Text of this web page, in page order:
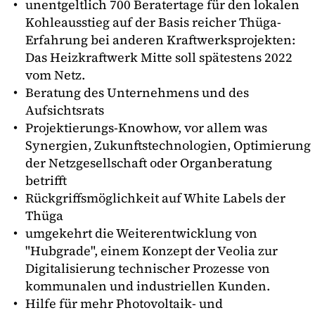
unentgeltlich 700 Beratertage für den lokalen
Kohleausstieg auf der Basis reicher Thüga-
Erfahrung bei anderen Kraftwerksprojekten:
Das Heizkraftwerk Mitte soll spätestens 2022
vom Netz.
Beratung des Unternehmens und des
Aufsichtsrats
Projektierungs-Knowhow, vor allem was
Synergien, Zukunftstechnologien, Optimierung
der Netzgesellschaft oder Organberatung
betrifft
Rückgriffsmöglichkeit auf White Labels der
Thüga
umgekehrt die Weiterentwicklung von
"Hubgrade", einem Konzept der Veolia zur
Digitalisierung technischer Prozesse von
kommunalen und industriellen Kunden.
Hilfe für mehr Photovoltaik- und